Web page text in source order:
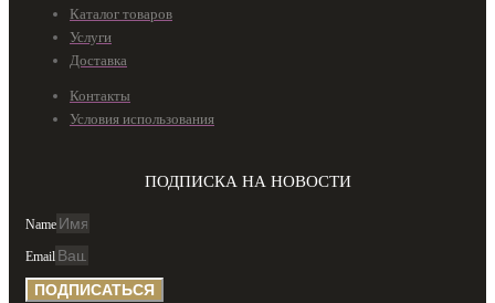
Каталог товаров
Услуги
Доставка
Контакты
Условия использования
ПОДПИСКА НА НОВОСТИ
Name
Email
ПОДПИСАТЬСЯ